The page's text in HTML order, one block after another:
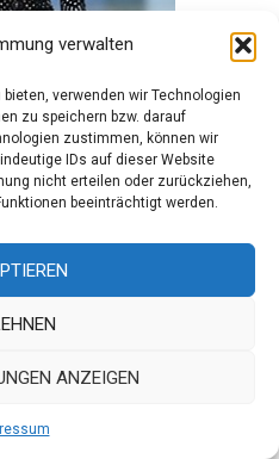
verwalten
verwenden wir Technologien
zu speichern bzw. darauf
zustimmen, können wir
IDs auf dieser Website
nicht erteilen oder zurückziehen,
beeinträchtigt werden.
ANZEIGEN
SS16